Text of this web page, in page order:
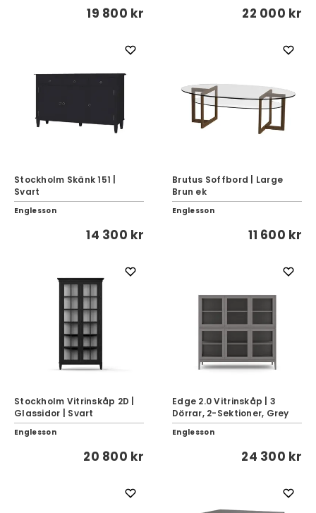
19 800 kr 22 000 kr
Stockholm Skänk 151 |
Svart
Englesson
14 300 kr
Brutus Soffbord | Large
Brun ek
Englesson
11 600 kr
Stockholm Vitrinskåp 2D |
Glassidor | Svart
Englesson
20 800 kr
Edge 2.0 Vitrinskåp | 3
Dörrar, 2-Sektioner, Grey
Englesson
24 300 kr